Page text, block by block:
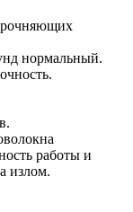
нормальный.
работы и
излом.